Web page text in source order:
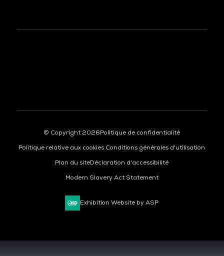
© Copyright 2026Politique de confidentialité
Politique relative aux cookies Conditions générales d'utilisation
Plan du siteDéclaration d'accessibilité
Modern Slavery Act Statement
Exhibition Website by ASP